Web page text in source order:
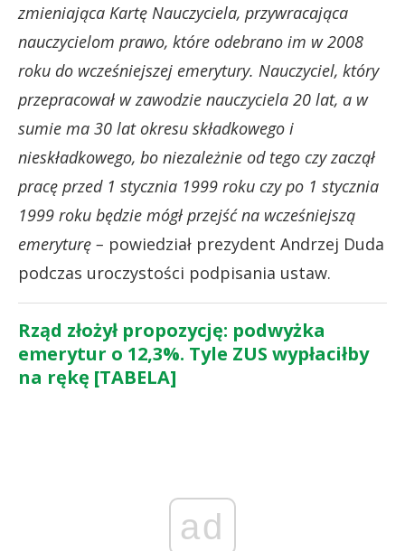
zmieniająca Kartę Nauczyciela, przywracająca
nauczycielom prawo, które odebrano im w 2008
roku do wcześniejszej emerytury. Nauczyciel, który
przepracował w zawodzie nauczyciela 20 lat, a w
sumie ma 30 lat okresu składkowego i
nieskładkowego, bo niezależnie od tego czy zaczął
pracę przed 1 stycznia 1999 roku czy po 1 stycznia
1999 roku będzie mógł przejść na wcześniejszą
emeryturę – powiedział prezydent Andrzej Duda
podczas uroczystości podpisania ustaw.
Rząd złożył propozycję: podwyżka
emerytur o 12,3%. Tyle ZUS wypłaciłby
na rękę [TABELA]
ad